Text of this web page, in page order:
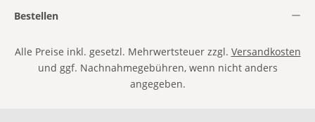
Bestellen
Alle Preise inkl. gesetzl. Mehrwertsteuer zzgl. Versandkosten
und ggf. Nachnahmegebühren, wenn nicht anders
angegeben.